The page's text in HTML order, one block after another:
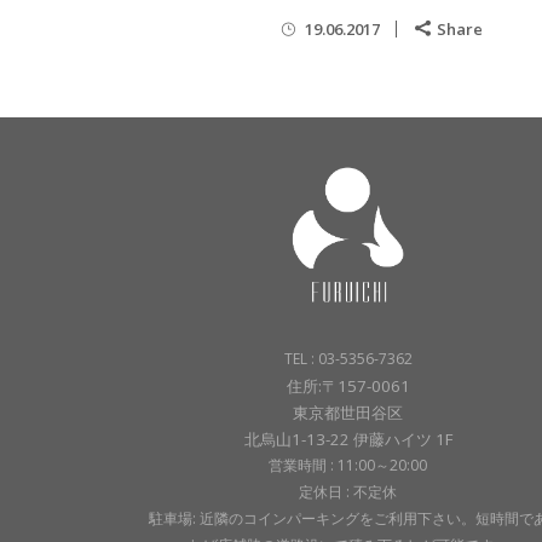
19.06.2017 Share
TEL : 03-5356-7362
住所:〒157-0061
東京都世田谷区
北烏山1-13-22 伊藤ハイツ 1F
営業時間 : 11:00～20:00
定休日 : 不定休
駐車場: 近隣のコインパーキングをご利用下さい。短時間で